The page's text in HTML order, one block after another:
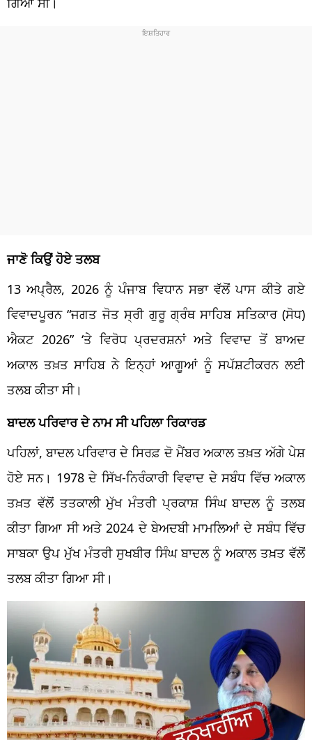
ਜਾਣੋ ਕਿਉਂ ਹੋਏ ਤਲਬ
13 ਅਪ੍ਰੈਲ, 2026 ਨੂੰ ਪੰਜਾਬ ਵਿਧਾਨ ਸਭਾ ਵੱਲੋਂ ਪਾਸ ਕੀਤੇ ਗਏ
ਵਿਵਾਦਪੂਰਨ “ਜਗਤ ਜੋਤ ਸ੍ਰੀ ਗੁਰੂ ਗ੍ਰੰਥ ਸਾਹਿਬ ਸਤਿਕਾਰ (ਸੋਧ)
ਐਕਟ 2026” ‘ਤੇ ਵਿਰੋਧ ਪ੍ਰਦਰਸ਼ਨਾਂ ਅਤੇ ਵਿਵਾਦ ਤੋਂ ਬਾਅਦ
ਅਕਾਲ ਤਖ਼ਤ ਸਾਹਿਬ ਨੇ ਇਨ੍ਹਾਂ ਆਗੂਆਂ ਨੂੰ ਸਪੱਸ਼ਟੀਕਰਨ ਲਈ
ਤਲਬ ਕੀਤਾ ਸੀ।
ਬਾਦਲ ਪਰਿਵਾਰ ਦੇ ਨਾਮ ਸੀ ਪਹਿਲਾ ਰਿਕਾਰਡ
ਪਹਿਲਾਂ, ਬਾਦਲ ਪਰਿਵਾਰ ਦੇ ਸਿਰਫ਼ ਦੋ ਮੈਂਬਰ ਅਕਾਲ ਤਖ਼ਤ ਅੱਗੇ ਪੇਸ਼
ਹੋਏ ਸਨ। 1978 ਦੇ ਸਿੱਖ-ਨਿਰੰਕਾਰੀ ਵਿਵਾਦ ਦੇ ਸਬੰਧ ਵਿੱਚ ਅਕਾਲ
ਤਖ਼ਤ ਵੱਲੋਂ ਤਤਕਾਲੀ ਮੁੱਖ ਮੰਤਰੀ ਪ੍ਰਕਾਸ਼ ਸਿੰਘ ਬਾਦਲ ਨੂੰ ਤਲਬ
ਕੀਤਾ ਗਿਆ ਸੀ ਅਤੇ 2024 ਦੇ ਬੇਅਦਬੀ ਮਾਮਲਿਆਂ ਦੇ ਸਬੰਧ ਵਿੱਚ
ਸਾਬਕਾ ਉਪ ਮੁੱਖ ਮੰਤਰੀ ਸੁਖਬੀਰ ਸਿੰਘ ਬਾਦਲ ਨੂੰ ਅਕਾਲ ਤਖ਼ਤ ਵੱਲੋਂ
ਤਲਬ ਕੀਤਾ ਗਿਆ ਸੀ।